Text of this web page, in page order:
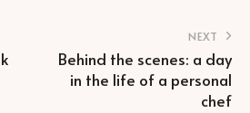
NEXT
Behind the scenes: a day
in the life of a personal
chef